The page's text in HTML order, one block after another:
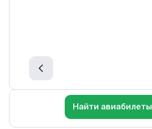
Найти авиабилеты